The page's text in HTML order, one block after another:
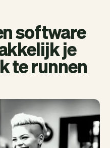
software
je
te runnen